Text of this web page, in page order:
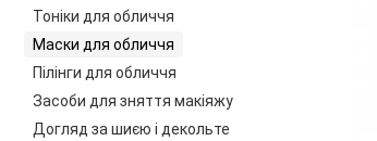
Тоніки для обличчя
Маски для обличчя
Пілінги для обличчя
Засоби для зняття макіяжу
Догляд за шиєю і декольте